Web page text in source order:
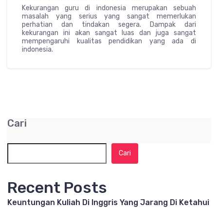
Kekurangan guru di indonesia merupakan sebuah
masalah yang serius yang sangat memerlukan
perhatian dan tindakan segera. Dampak dari
kekurangan ini akan sangat luas dan juga sangat
mempengaruhi kualitas pendidikan yang ada di
indonesia.
Cari
Cari
Recent Posts
Keuntungan Kuliah Di Inggris Yang Jarang Di Ketahui